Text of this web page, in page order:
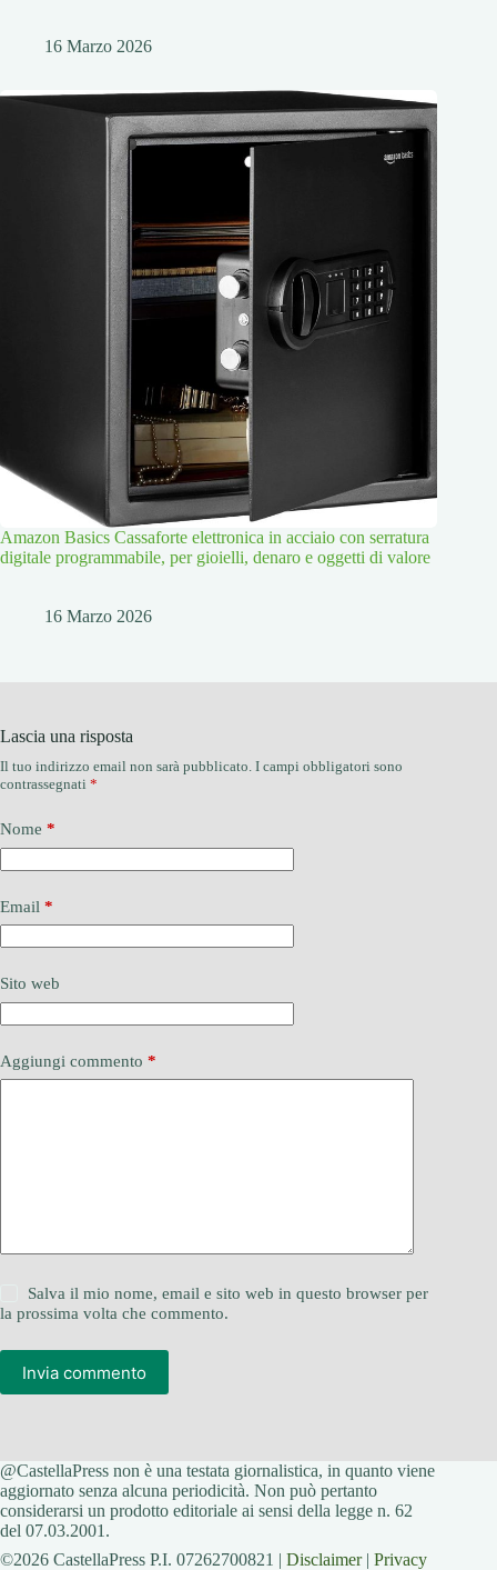
16 Marzo 2026
Amazon Basics Cassaforte elettronica in acciaio con serratura
digitale programmabile, per gioielli, denaro e oggetti di valore
16 Marzo 2026
Lascia una risposta
Il tuo indirizzo email non sarà pubblicato. I campi obbligatori sono
contrassegnati *
Nome *
Email *
Sito web
Aggiungi commento *
Salva il mio nome, email e sito web in questo browser per
la prossima volta che commento.
Invia commento
@CastellaPress non è una testata giornalistica, in quanto viene
aggiornato senza alcuna periodicità. Non può pertanto
considerarsi un prodotto editoriale ai sensi della legge n. 62
del 07.03.2001.
©2026 CastellaPress P.I. 07262700821 | Disclaimer| Privacy